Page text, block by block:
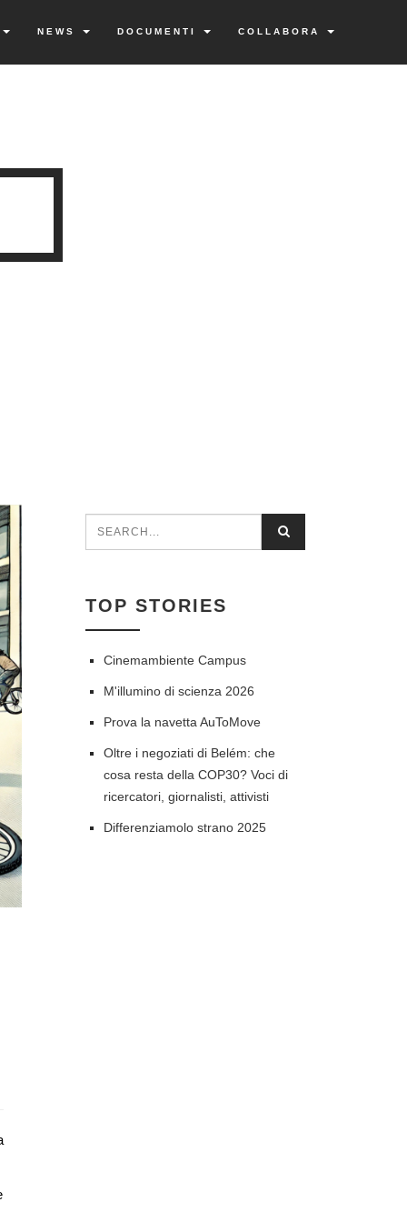
NEWS DOCUMENTI COLLABORA
SEARCH
TOP STORIES
Cinemambiente Campus
M'illumino di scienza 2026
Prova la navetta AuToMove
Oltre i negoziati di Belém: che
cosa resta della COP30? Voci di
ricercatori, giornalisti, attivisti
Differenziamolo strano 2025